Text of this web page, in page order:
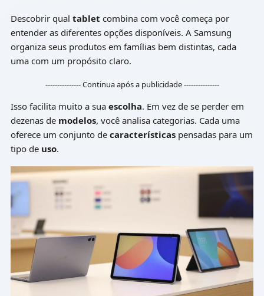
Descobrir qual tablet combina com você começa por
entender as diferentes opções disponíveis. A Samsung
organiza seus produtos em famílias bem distintas, cada
uma com um propósito claro.
--------------- Continua após a publicidade ---------------
Isso facilita muito a sua escolha. Em vez de se perder em
dezenas de modelos, você analisa categorias. Cada uma
oferece um conjunto de característicaspensadas para um
tipo de uso.